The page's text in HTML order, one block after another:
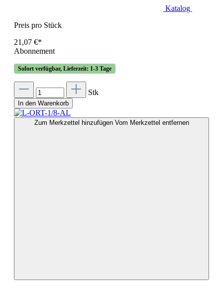
Katalog
Preis pro Stück
21,07 €*
Abonnement
Sofort verfügbar, Lieferzeit: 1-3 Tage
Stk
In den Warenkorb
Zum Merkzettel hinzufügen Vom Merkzettel entfernen